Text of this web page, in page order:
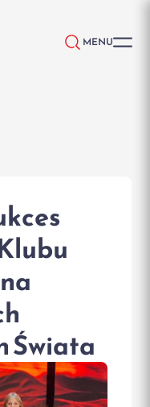
MENU
Świata